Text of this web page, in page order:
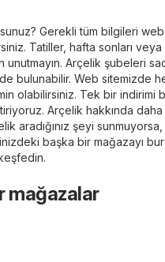
Gerekli tüm bilgileri web
Tatiller, hafta sonları
unutmayın. Arçelik şubeleri
bulunabilir. Web sitemizde
olabilirsiniz. Tek bir indirimi
Arçelik hakkında
aradığınız şeyi sunmuyorsa,
başka bir mağazayı
mağazalar